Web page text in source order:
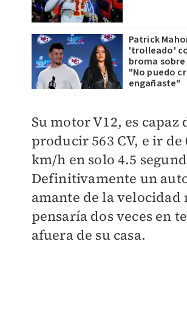
Patrick
'trolleado'
broma sobre
"No puedo
engañaste"
Su motor V12, es capaz
producir 563 CV, e ir de
km/h en solo 4.5
Definitivamente un
amante de la velocidad
pensaría dos veces en
afuera de su casa.